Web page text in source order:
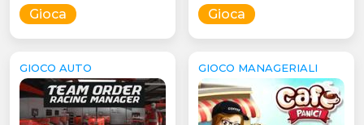
Gioca Gioca
GIOCO AUTO GIOCO MANAGERIALI